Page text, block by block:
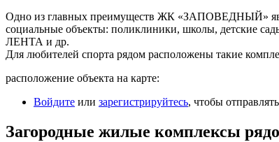
Одно из главных преимуществ ЖК «ЗАПОВЕДНЫЙ»
социальные объекты: поликлиники, школы, детские
ЛЕНТА и др.
Для любителей спорта рядом расположены такие
расположение объекта на карте:
Войдите или зарегистрируйтесь, чтобы
Загородные жилые комплексы